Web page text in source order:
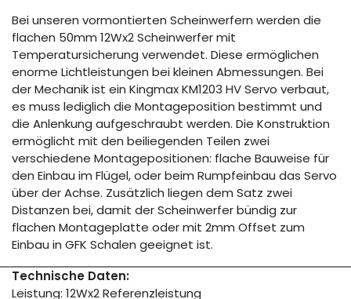
Bei unseren vormontierten Scheinwerfern werden die
flachen 50mm 12Wx2 Scheinwerfer mit
Temperatursicherung verwendet. Diese ermöglichen
enorme Lichtleistungen bei kleinen Abmessungen. Bei
der Mechanik ist ein Kingmax KM1203 HV Servo verbaut,
es muss lediglich die Montageposition bestimmt und
die Anlenkung aufgeschraubt werden. Die Konstruktion
ermöglicht mit den beiliegenden Teilen zwei
verschiedene Montagepositionen: flache Bauweise für
den Einbau im Flügel, oder beim Rumpfeinbau das Servo
über der Achse. Zusätzlich liegen dem Satz zwei
Distanzen bei, damit der Scheinwerfer bündig zur
flachen Montageplatte oder mit 2mm Offset zum
Einbau in GFK Schalen geeignet ist.
Technische Daten:
Leistung: 12Wx2 Referenzleistung